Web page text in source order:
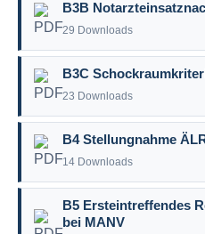
B3B
29 Downloads
B3C
23 Downloads
B4 Stellungnahme
14 Downloads
B5 Ersteintreffendes
bei MANV